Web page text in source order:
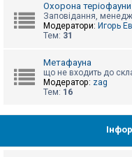
д
п
о
е
й
А
и
Охорона
Заповідання,
Модератори: Игорь
Тем: 31
Метафауна
що не входить до
Модератор: zag
Тем: 16